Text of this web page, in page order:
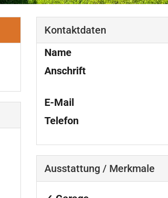
Kontaktdaten
Name
Anschrift
E-Mail
Telefon
Ausstattung / Merkmale